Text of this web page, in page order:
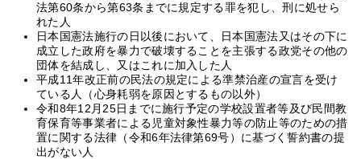
法第60条から第63条までに規定する罪を犯し、刑に処せら
れた人
日本国憲法施行の日以後において、日本国憲法又はその下に
成立した政府を暴力で破壊することを主張する政党その他の
団体を結成し、又はこれに加入した人
平成11年改正前の民法の規定による準禁治産の宣言を受け
ている人（心身耗弱を原因とするもの以外）
令和8年12月25日までに施行予定の学校設置者等及び民間教
育保育等事業者による児童対象性暴力等の防止等のための措
置に関する法律（令和6年法律第69号）に基づく誓約書の提
出がない人